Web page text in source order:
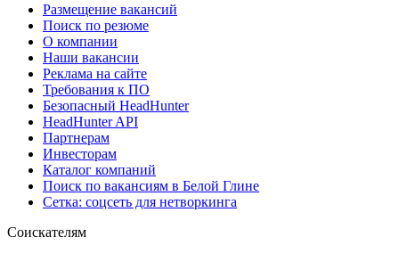
Размещение вакансий
Поиск по резюме
О компании
Наши вакансии
Реклама на сайте
Требования к ПО
Безопасный HeadHunter
HeadHunter API
Партнерам
Инвесторам
Каталог компаний
Поиск по вакансиям в Белой Глине
Сетка: соцсеть для нетворкинга
Соискателям